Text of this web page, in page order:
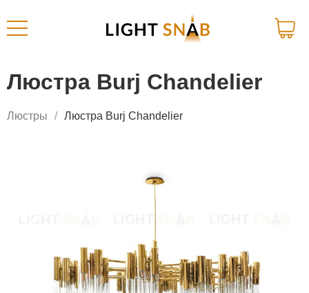
Люстра Burj Chandelier
Люстры Люстра Burj Chandelier